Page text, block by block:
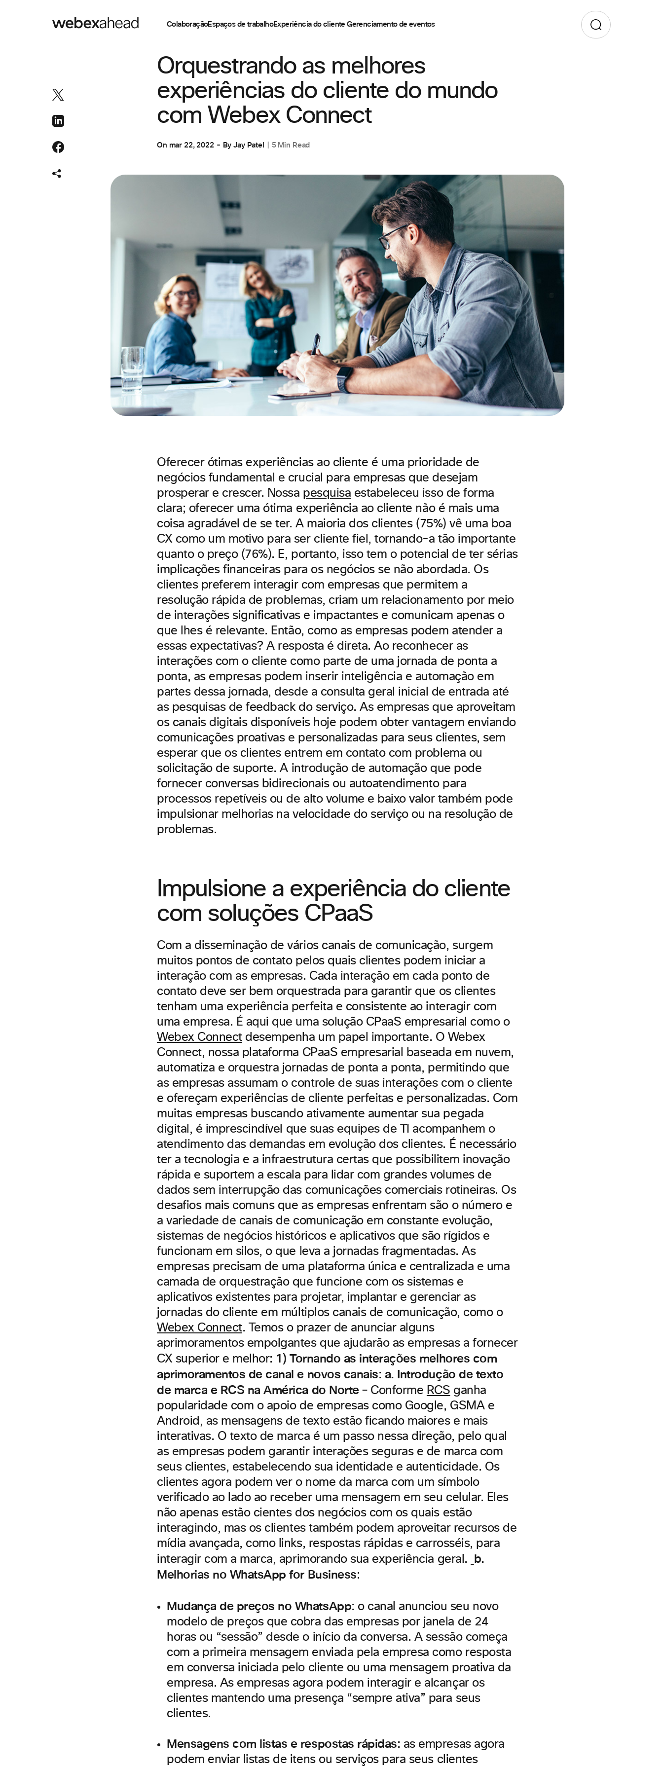
ColaboraçãoEspaços de trabalhoExperiência do clienteGerenciamento de eventos
Orquestrando as melhores
experiências do cliente do mundo
com Webex Connect
On mar 22, 2022 ByJay Patel 5 Min Read
Oferecer ótimas experiências ao cliente é uma prioridade de
negócios fundamental e crucial para empresas que desejam
prosperar e crescer. Nossa pesquisa estabeleceu isso de forma
clara; oferecer uma ótima experiência ao cliente não é mais uma
coisa agradável de se ter. A maioria dos clientes (75%) vê uma boa
CX como um motivo para ser cliente fiel, tornando-a tão importante
quanto o preço (76%). E, portanto, isso tem o potencial de ter sérias
implicações financeiras para os negócios se não abordada. Os
clientes preferem interagir com empresas que permitem a
resolução rápida de problemas, criam um relacionamento por meio
de interações significativas e impactantes e comunicam apenas o
que lhes é relevante. Então, como as empresas podem atender a
essas expectativas? A resposta é direta. Ao reconhecer as
interações com o cliente como parte de uma jornada de ponta a
ponta, as empresas podem inserir inteligência e automação em
partes dessa jornada, desde a consulta geral inicial de entrada até
as pesquisas de feedback do serviço. As empresas que aproveitam
os canais digitais disponíveis hoje podem obter vantagem enviando
comunicações proativas e personalizadas para seus clientes, sem
esperar que os clientes entrem em contato com problema ou
solicitação de suporte. A introdução de automação que pode
fornecer conversas bidirecionais ou autoatendimento para
processos repetíveis ou de alto volume e baixo valor também pode
impulsionar melhorias na velocidade do serviço ou na resolução de
problemas.
Impulsione a experiência do cliente
com soluções CPaaS
Com a disseminação de vários canais de comunicação, surgem
muitos pontos de contato pelos quais clientes podem iniciar a
interação com as empresas. Cada interação em cada ponto de
contato deve ser bem orquestrada para garantir que os clientes
tenham uma experiência perfeita e consistente ao interagir com
uma empresa. É aqui que uma solução CPaaS empresarial como o
Webex Connectdesempenha um papel importante. O Webex
Connect, nossa plataforma CPaaS empresarial baseada em nuvem,
automatiza e orquestra jornadas de ponta a ponta, permitindo que
as empresas assumam o controle de suas interações com o cliente
e ofereçam experiências de cliente perfeitas e personalizadas. Com
muitas empresas buscando ativamente aumentar sua pegada
digital, é imprescindível que suas equipes de TI acompanhem o
atendimento das demandas em evolução dos clientes. É necessário
ter a tecnologia e a infraestrutura certas que possibilitem inovação
rápida e suportem a escala para lidar com grandes volumes de
dados sem interrupção das comunicações comerciais rotineiras. Os
desafios mais comuns que as empresas enfrentam são o número e
a variedade de canais de comunicação em constante evolução,
sistemas de negócios históricos e aplicativos que são rígidos e
funcionam em silos, o que leva a jornadas fragmentadas. As
empresas precisam de uma plataforma única e centralizada e uma
camada de orquestração que funcione com os sistemas e
aplicativos existentes para projetar, implantar e gerenciar as
jornadas do cliente em múltiplos canais de comunicação, como o
Webex Connect. Temos o prazer de anunciar alguns
aprimoramentos empolgantes que ajudarão as empresas a fornecer
CX superior e melhor: 1) Tornando as interações melhores com
aprimoramentos de canal e novos canais: a. Introdução de texto
de marca e RCS na América do Norte– Conforme RCS ganha
popularidade com o apoio de empresas como Google, GSMA e
Android, as mensagens de texto estão ficando maiores e mais
interativas. O texto de marca é um passo nessa direção, pelo qual
as empresas podem garantir interações seguras e de marca com
seus clientes, estabelecendo sua identidade e autenticidade. Os
clientes agora podem ver o nome da marca com um símbolo
verificado ao lado ao receber uma mensagem em seu celular. Eles
não apenas estão cientes dos negócios com os quais estão
interagindo, mas os clientes também podem aproveitar recursos de
mídia avançada, como links, respostas rápidas e carrosséis, para
interagir com a marca, aprimorando sua experiência geral.
b.
Melhorias no WhatsApp for Business:
Mudança de preços no WhatsApp: o canal anunciou seu novo
modelo de preços que cobra das empresas por janela de 24
horas ou “sessão” desde o início da conversa. A sessão começa
com a primeira mensagem enviada pela empresa como resposta
em conversa iniciada pelo cliente ou uma mensagem proativa da
empresa. As empresas agora podem interagir e alcançar os
clientes mantendo uma presença “sempre ativa” para seus
clientes.
Mensagens com listas e respostas rápidas: as empresas agora
podem enviar listas de itens ou serviços para seus clientes